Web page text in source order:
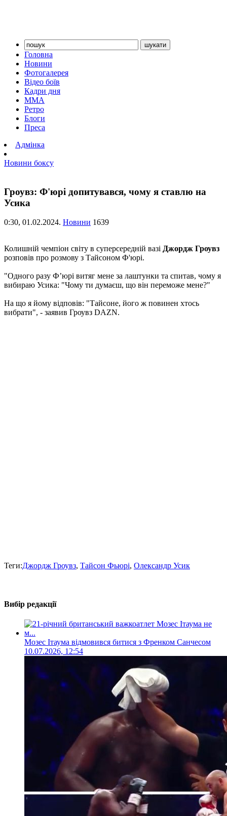
Головна
Новини
Фотогалерея
Відео боїв
Кадри дня
ММА
Ретро
Блоги
Преса
Адмінка
Новини боксу
Гроувз: Ф'юрі допитувався, чому я ставлю на
Усика
0:30, 01.02.2024. Новини 1639
Колишній чемпіон світу в суперсередній вазі Джордж Гроувз
розповів про розмову з Тайсоном Ф'юрі.
"Одного разу Ф’юрі витяг мене за лаштунки та спитав, чому я
вибираю Усика: "Чому ти думаєш, що він переможе мене?"
На що я йому відповів: "Тайсоне, його ж повинен хтось
вибрати", - заявив Гроувз DAZN.
Теги:Джордж Гроувз, Тайсон Фьюрі, Олександр Усик
Вибір редакції
Мозес Ітаума відмовився битися з Френком Санчесом
10.07.2026, 12:54